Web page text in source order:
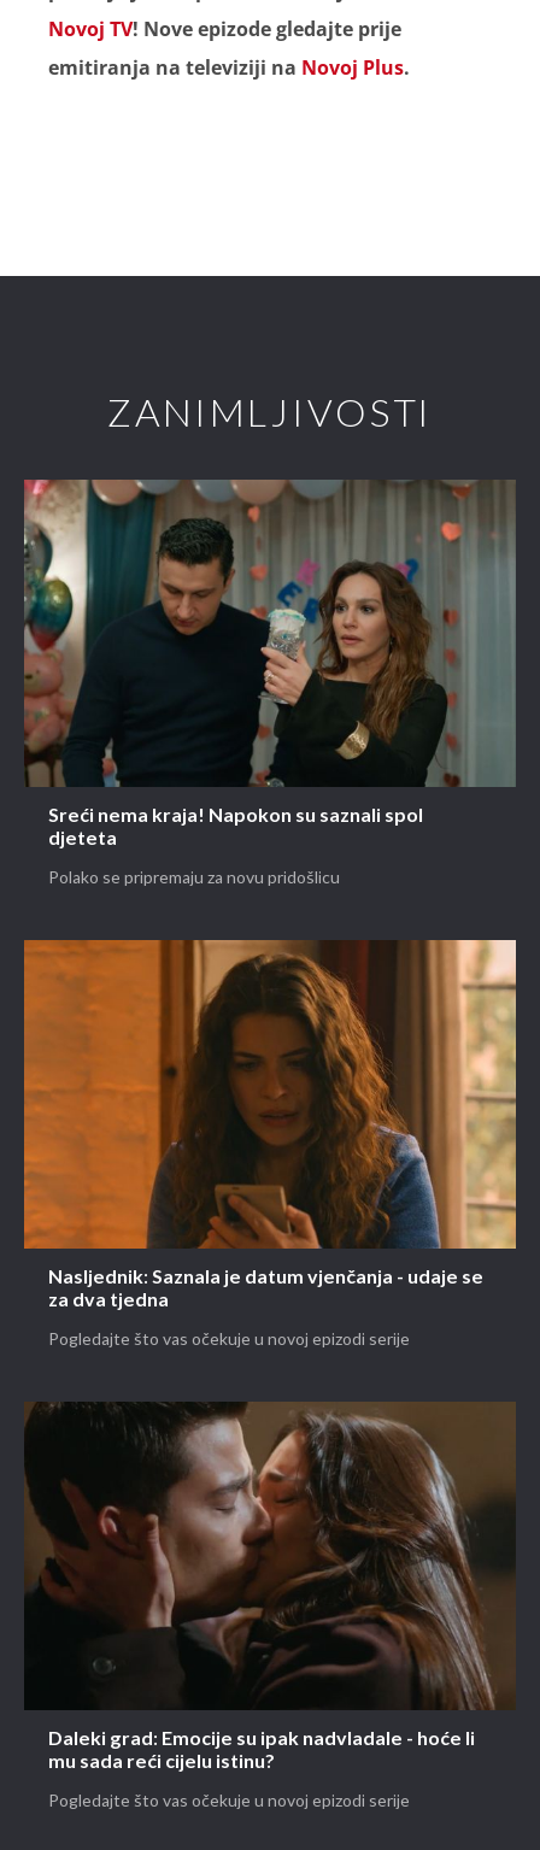
Novoj TV! Nove epizode gledajte prije
emitiranja na televiziji na Novoj Plus.
ZANIMLJIVOSTI
Sreći nema kraja! Napokon su saznali spol
djeteta
Polako se pripremaju za novu pridošlicu
Nasljednik: Saznala je datum vjenčanja - udaje se
za dva tjedna
Pogledajte što vas očekuje u novoj epizodi serije
Daleki grad: Emocije su ipak nadvladale - hoće li
mu sada reći cijelu istinu?
Pogledajte što vas očekuje u novoj epizodi serije